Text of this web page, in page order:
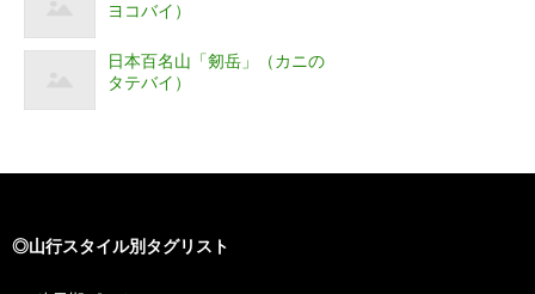
ヨコバイ）
日本百名山「剱岳」（カニの
タテバイ）
◎山行スタイル別タグリスト